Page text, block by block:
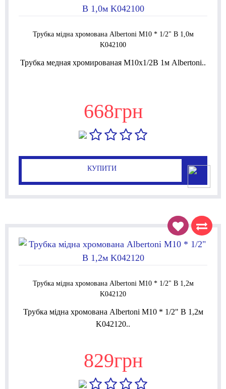
Трубка мідна хромована Albertoni М10 * 1/2" В 1,0м
K042100
Трубка медная хромированая М10x1/2В 1м Albertoni..
668грн
КУПИТИ
Трубка мідна хромована Albertoni М10 * 1/2" В 1,2м
K042120
Трубка мідна хромована Albertoni М10 * 1/2" В 1,2м
K042120..
829грн